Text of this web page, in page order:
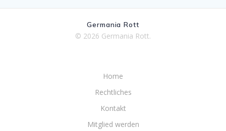
Germania Rott
© 2026 Germania Rott.
Home
Rechtliches
Kontakt
Mitglied werden